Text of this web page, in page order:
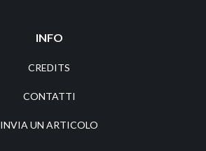
INFO
CREDITS
CONTATTI
INVIA UN ARTICOLO